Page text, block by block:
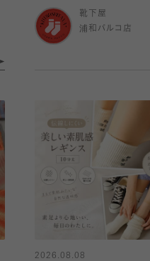
靴下屋
浦和パルコ店
2026.08.08